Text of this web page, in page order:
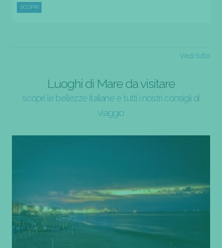
SCOPRI
Vedi tutte
Luoghi di Mare da visitare
scopri le bellezze italiane e tutti i nostri consigli di
viaggio